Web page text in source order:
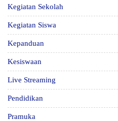
Kegiatan Sekolah
Kegiatan Siswa
Kepanduan
Kesiswaan
Live Streaming
Pendidikan
Pramuka